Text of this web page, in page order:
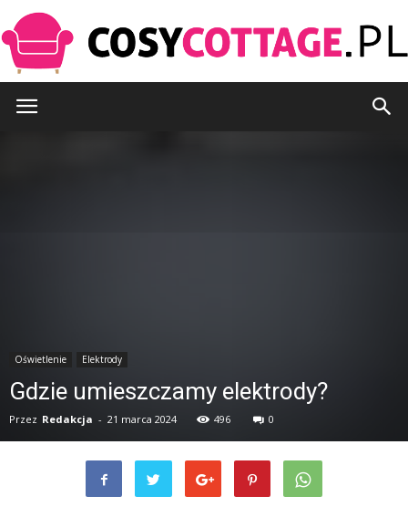
Oświetlenie Elektrody
Gdzie umieszczamy elektrody?
Przez Redakcja - 21 marca 2024 496 0